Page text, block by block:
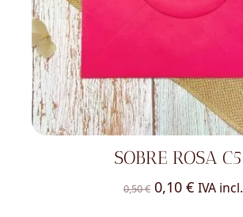
SOBRE ROSA C5
0,50€ El
0,10 €ElIVA incl.